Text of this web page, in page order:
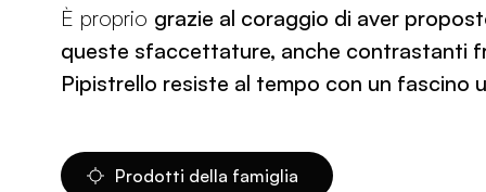
È proprio grazie al coraggio di aver
queste sfaccettature, anche contrastanti
Pipistrello resiste al tempo con un fascino
Prodotti della famiglia